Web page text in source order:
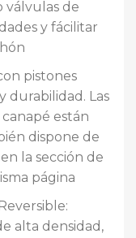
válvulas de
y fácilitar
pistones
durabilidad. Las
están
dispone de
la sección de
página
alta densidad,